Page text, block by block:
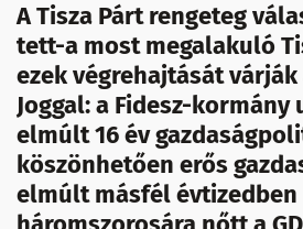
A Tisza Párt rengeteg
tett-a most megalakuló
ezek végrehajtását
Joggal: a Fidesz-kormány
elmúlt 16 év
köszönhetően erős
elmúlt másfél évtizedben